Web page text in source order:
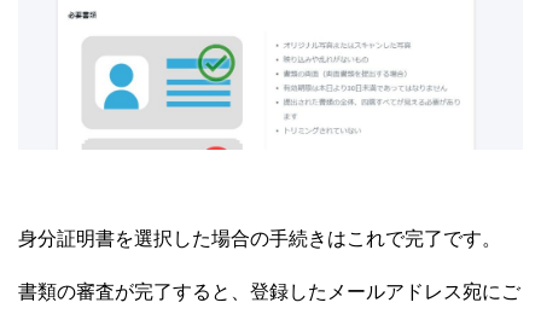
身分証明書を選択した場合の手続きはこれで完了です。
書類の審査が完了すると、登録したメールアドレス宛にご